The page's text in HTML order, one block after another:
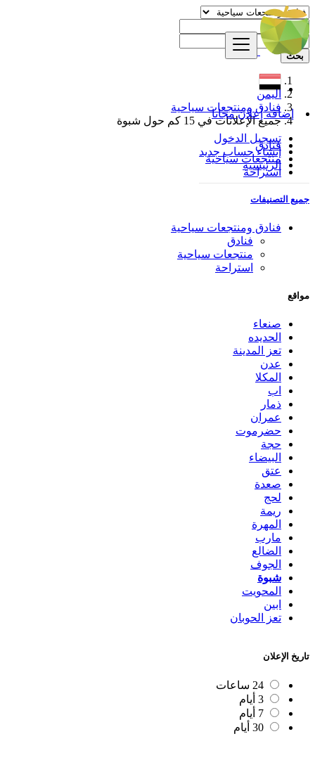
إضافة إعلان مجانا
تسجيل الدخول
إنشاء حساب جديد
الرئيسية
بحث
اليمن
فنادق ومنتجعات سياحية
جميع الإعلانات في 15 كم حول شبوة
فنادق
منتجعات سياحية
استراحة
جميع التصنيفات
فنادق ومنتجعات سياحية
فنادق
منتجعات سياحية
استراحة
مواقع
صنعاء
الحديده
تعز المدينة
عدن
المكلا
اب
ذمار
عمران
حضرموت
حجة
البيضاء
عتق
صعدة
لحج
ريمة
المهرة
مارب
الضالع
الجوف
شبوة
المحويت
ابين
تعز الحوبان
تاريخ الإعلان
24 ساعات
3 أيام
7 أيام
30 أيام